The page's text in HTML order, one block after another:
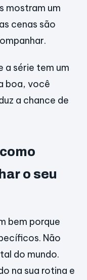
mostram um
cenas são
a série tem um
boa, você
a chance de
o seu
bem porque
Não
do mundo.
na sua rotina e